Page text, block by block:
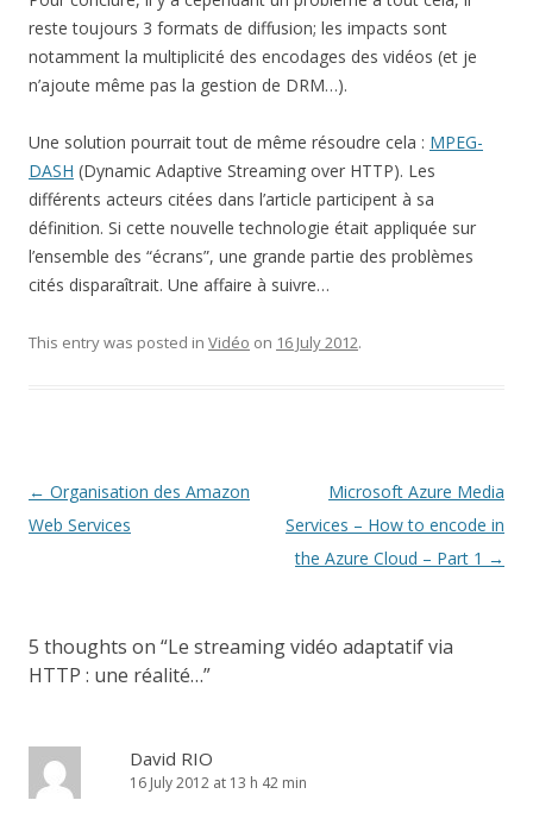
reste toujours 3 formats de diffusion; les impacts sont
notamment la multiplicité des encodages des vidéos (et je
n’ajoute même pas la gestion de DRM…).
Une solution pourrait tout de même résoudre cela : MPEG-
DASH (Dynamic Adaptive Streaming over HTTP). Les
différents acteurs citées dans l’article participent à sa
définition. Si cette nouvelle technologie était appliquée sur
l’ensemble des “écrans”, une grande partie des problèmes
cités disparaîtrait. Une affaire à suivre…
This entry was posted in Vidéo on 16 July 2012.
Post
navigation
← Organisation des Amazon
Web Services
Microsoft Azure Media
Services – How to encode in
the Azure Cloud – Part 1 →
5 thoughts on “Le streaming vidéo adaptatif via
HTTP : une réalité…”
David RIO
16 July 2012 at 13 h 42 min